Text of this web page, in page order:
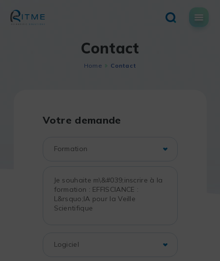
content
Contact
Home Contact
Votre demande